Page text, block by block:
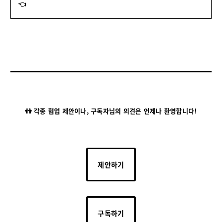
👈
👬 각종 협업 제안이나, 구독자님의 의견은 언제나 환영합니다!
제안하기
구독하기